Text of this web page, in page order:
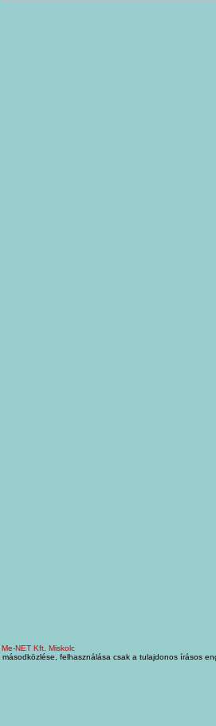
Me-NET Kft. Miskolc
felhasználása csak a tulajdonos írásos